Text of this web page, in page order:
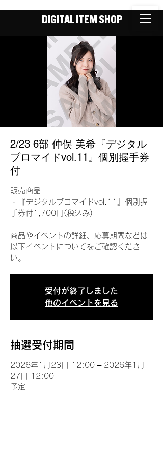
DIGITAL ITEM SHOP
2/23 6部 仲俣 美希『デジタル
ブロマイドvol.11』個別握手券
付
販売商品
・『デジタルブロマイドvol.11』個別握
手券付1,700円(税込み)
商品やイベントの詳細、応募期間などは
以下イベントについてをご確認くださ
い。
受付が終了しました
他のイベントを見る
抽選受付期間
2026年1月23日 12:00 – 2026年1月
27日 12:00
予定